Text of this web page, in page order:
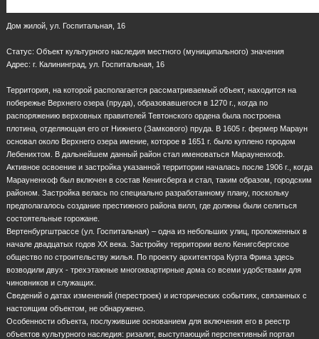
Дом жилой, ул. Госпитальная, 16
Статус: Объект культурного наследия местного (муниципального) значения
Адрес: г. Калининград, ул. Госпитальная, 16
Территория, на которой располагается рассматриваемый объект, находится на
побережье Верхнего озера (пруда), образовавшегося в 1270 г., когда по
распоряжению верховных правителей Тевтонского ордена была построена
плотина, отделяющая его от Нижнего (Замкового) пруда. В 1605 г. фермер Мараун
основал около Верхнего озера имение, которое в 1651 г. было куплено городом
Лебенихтом. В дальнейшем данный район стал именоваться Марауненхоф.
Активное освоение и застройка указанной территории началась после 1906 г., когда
Марауненхоф был включен в состав Кенигсберга и стал, таким образом, городским
районом. Застройка велась по специально разработанному плану, поскольку
предполагалось создание престижного района вилл, где должны были селиться
состоятельные горожане.
Вертенбургштрассе (ул. Госпитальная) – одна из небольших улиц, проложенных в
начале двадцатых годов ХХ века. Застройку территории вело Кенигсбергское
общество по строительству жилья. По проекту архитектора Курта Фрика здесь
возводили двух - трехэтажные многоквартирные дома со всеми удобствами для
чиновников и служащих.
Сведений о датах изменений (перестроек) и исторических событиях, связанных с
настоящим объектом, не обнаружено.
Особенности объекта, послужившие основанием для включения его в реестр
объектов культурного наследия: ризалит, выступающий перспективный портал